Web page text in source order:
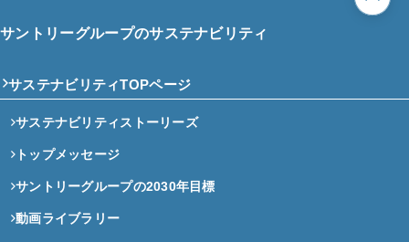
サントリーグループのサステナビリティ
サステナビリティTOPページ
サステナビリティストーリーズ
トップメッセージ
サントリーグループの2030年目標
動画ライブラリー